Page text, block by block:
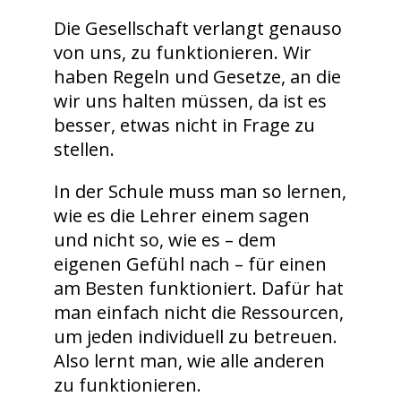
Die Gesellschaft verlangt genauso
von uns, zu funktionieren. Wir
haben Regeln und Gesetze, an die
wir uns halten müssen, da ist es
besser, etwas nicht in Frage zu
stellen.
In der Schule muss man so lernen,
wie es die Lehrer einem sagen
und nicht so, wie es – dem
eigenen Gefühl nach – für einen
am Besten funktioniert. Dafür hat
man einfach nicht die Ressourcen,
um jeden individuell zu betreuen.
Also lernt man, wie alle anderen
zu funktionieren.